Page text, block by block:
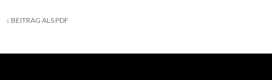
↓ BEITRAG ALS PDF